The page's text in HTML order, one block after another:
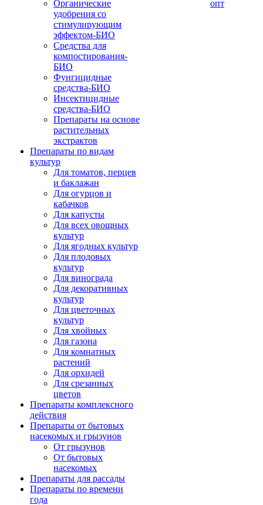
Органические
удобрения со
стимулирующим
эффектом-БИО
Средства для
компостирования-
БИО
Фунгицидные
средства-БИО
Инсектицидные
средства-БИО
Препараты на основе
растительных
экстрактов
Препараты по видам
культур
Для томатов, перцев
и баклажан
Для огурцов и
кабачков
Для капусты
Для всех овощных
культур
Для ягодных культур
Для плодовых
культур
Для винограда
Для декоративных
культур
Для цветочных
культур
Для хвойных
Для газона
Для комнатных
растений
Для орхидей
Для срезанных
цветов
Препараты комплексного
действия
Препараты от бытовых
насекомых и грызунов
От грызунов
От бытовых
насекомых
Препараты для рассады
Препараты по времени
года
опт